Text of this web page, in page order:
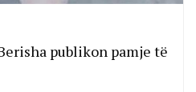
publikon pamje të